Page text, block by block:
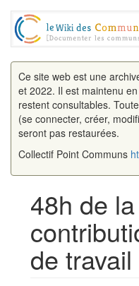
Ce site web est une
et 2022. Il est maintenu
restent consultables.
(se connecter, créer,
seront pas restaurées.
Collectif Point Communs
48h de la
de